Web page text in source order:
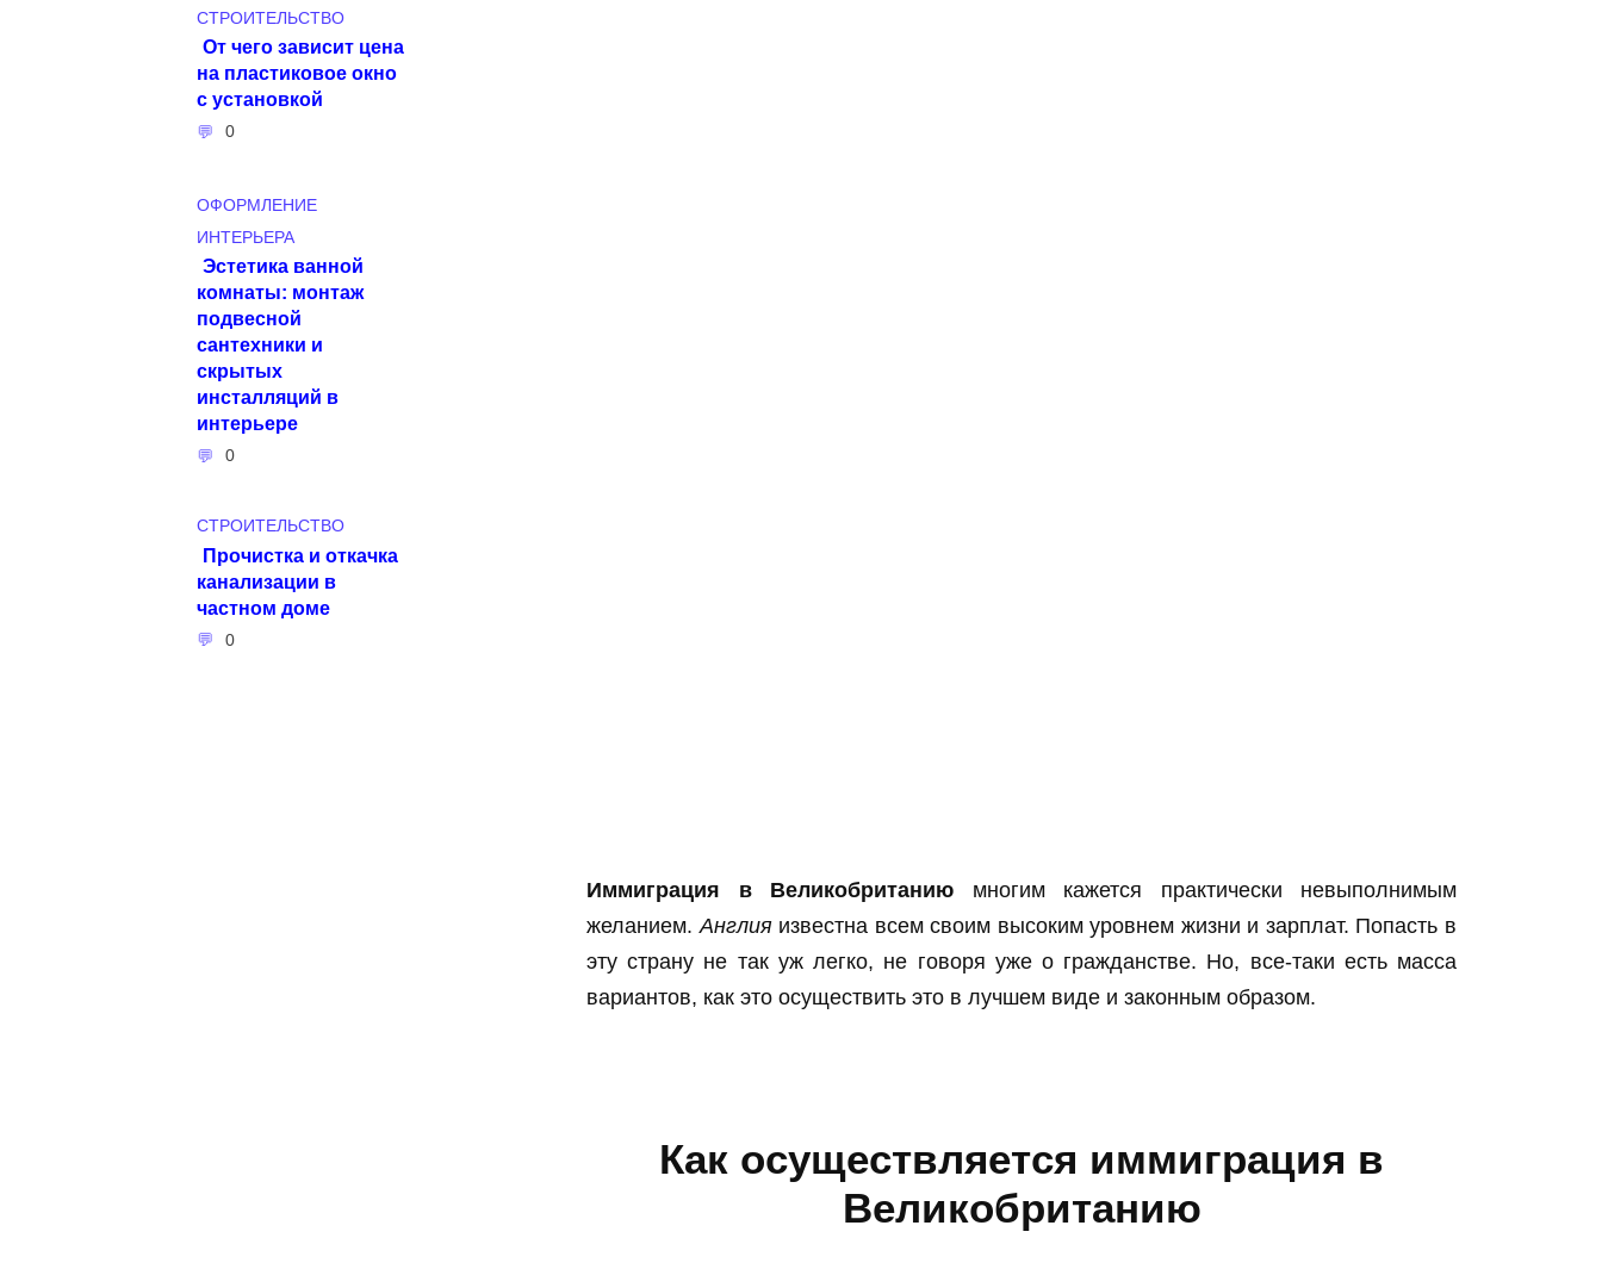
Иммиграция в Великобританию многим кажется практически невыполнимым
желанием. Англияизвестна всем своим высоким уровнем жизни и зарплат. Попасть в
эту страну не так уж легко, не говоря уже о гражданстве. Но, все-таки есть масса
вариантов, как это осуществить это в лучшем виде и законным образом.
Как осуществляется иммиграция в
Великобританию
СТРОИТЕЛЬСТВО
От чего зависит цена
на пластиковое окно
с установкой
0
ОФОРМЛЕНИЕ
ИНТЕРЬЕРА
Эстетика ванной
комнаты: монтаж
подвесной
сантехники и
скрытых
инсталляций в
интерьере
0
СТРОИТЕЛЬСТВО
Прочистка и откачка
канализации в
частном доме
0